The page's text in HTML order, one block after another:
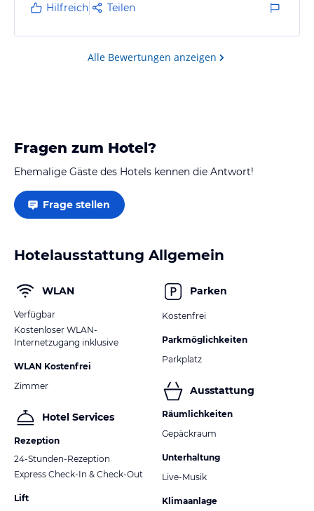
Hilfreich Teilen
Alle Bewertungen anzeigen
Fragen zum Hotel?
Ehemalige Gäste des Hotels kennen die Antwort!
Frage stellen
Hotelausstattung Allgemein
WLAN
Verfügbar
Kostenloser WLAN-
Internetzugang inklusive
WLAN Kostenfrei
Zimmer
Hotel Services
Rezeption
24-Stunden-Rezeption
Express Check-In & Check-Out
Lift
Parken
Kostenfrei
Parkmöglichkeiten
Parkplatz
Ausstattung
Räumlichkeiten
Gepäckraum
Unterhaltung
Live-Musik
Klimaanlage